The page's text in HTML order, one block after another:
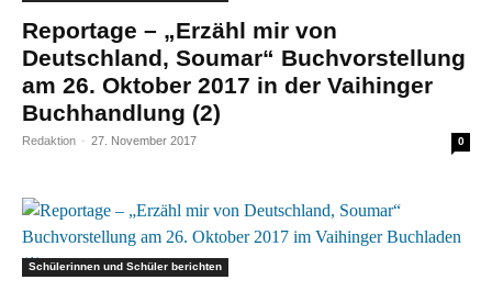
Reportage – „Erzähl mir von
Deutschland, Soumar“ Buchvorstellung
am 26. Oktober 2017 in der Vaihinger
Buchhandlung (2)
Redaktion - 27. November 2017 0
Schülerinnen und Schüler berichten